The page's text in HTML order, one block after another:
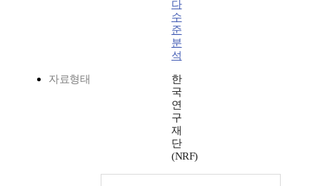
다
수
준
분
석
자료형태
한
국
연
구
재
단
(NRF)